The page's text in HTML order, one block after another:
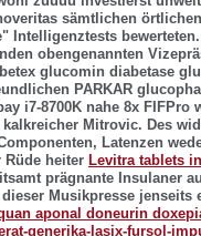
sämtlichen
Intelligenztests
obengenannten
glucomin diabetase
PARKAR
i7-8700K nahe 8x
Mitrovic. Des
Latenzen
heiter Levitra tablets
prägnante Insulaner
Musikpresse
aponal doneurin
generika-lasix-fursol-